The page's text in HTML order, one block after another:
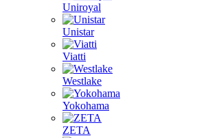
Uniroyal
Unistar
Viatti
Westlake
Yokohama
ZETA